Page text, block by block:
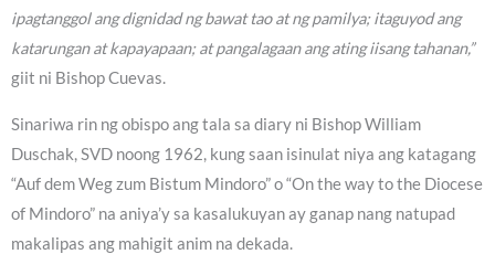
ipagtanggol ang dignidad ng bawat tao at ng pamilya; itaguyod ang
katarungan at kapayapaan; at pangalagaan ang ating iisang tahanan,”
giit ni Bishop Cuevas.
Sinariwa rin ng obispo ang tala sa diary ni Bishop William
Duschak, SVD noong 1962, kung saan isinulat niya ang katagang
“Auf dem Weg zum Bistum Mindoro” o “On the way to the Diocese
of Mindoro” na aniya’y sa kasalukuyan ay ganap nang natupad
makalipas ang mahigit anim na dekada.